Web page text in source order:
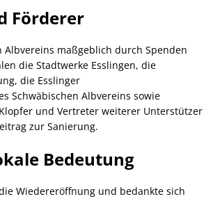
Förderer
Albvereins maßgeblich durch Spenden
die Stadtwerke Esslingen, die
die Esslinger
Schwäbischen Albvereins sowie
und Vertreter weiterer Unterstützer
zur Sanierung.
Bedeutung
Wiedereröffnung und bedankte sich